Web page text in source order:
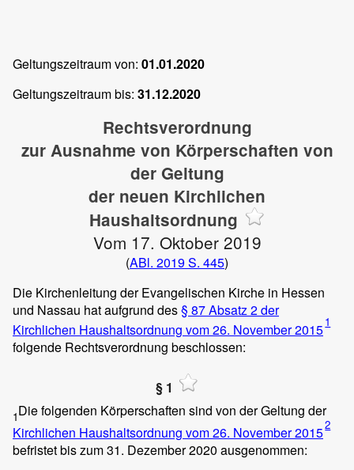
Geltungszeitraum von: 01.01.2020
Geltungszeitraum bis: 31.12.2020
Rechtsverordnung
zur Ausnahme von Körperschaften von
der Geltung
der neuen Kirchlichen
Haushaltsordnung
Vom 17. Oktober 2019
(ABl. 2019 S. 445)
Die Kirchenleitung der Evangelischen Kirche in Hessen
und Nassau hat aufgrund des§ 87Absatz 2 der
Kirchlichen Haushaltsordnung vom 26. November 20151
folgende Rechtsverordnung beschlossen:
§ 1
1Die folgenden Körperschaften sind von der Geltung der
Kirchlichen Haushaltsordnung vom 26. November 20152
befristet bis zum 31. Dezember 2020 ausgenommen: